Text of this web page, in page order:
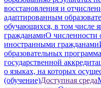
восстановления и
адаптированным
обучающихся, в том числе
гражданамиО численности
иностранными гражданами
образовательных
государственной
о языках, на которых
(обучение)Доступная среда